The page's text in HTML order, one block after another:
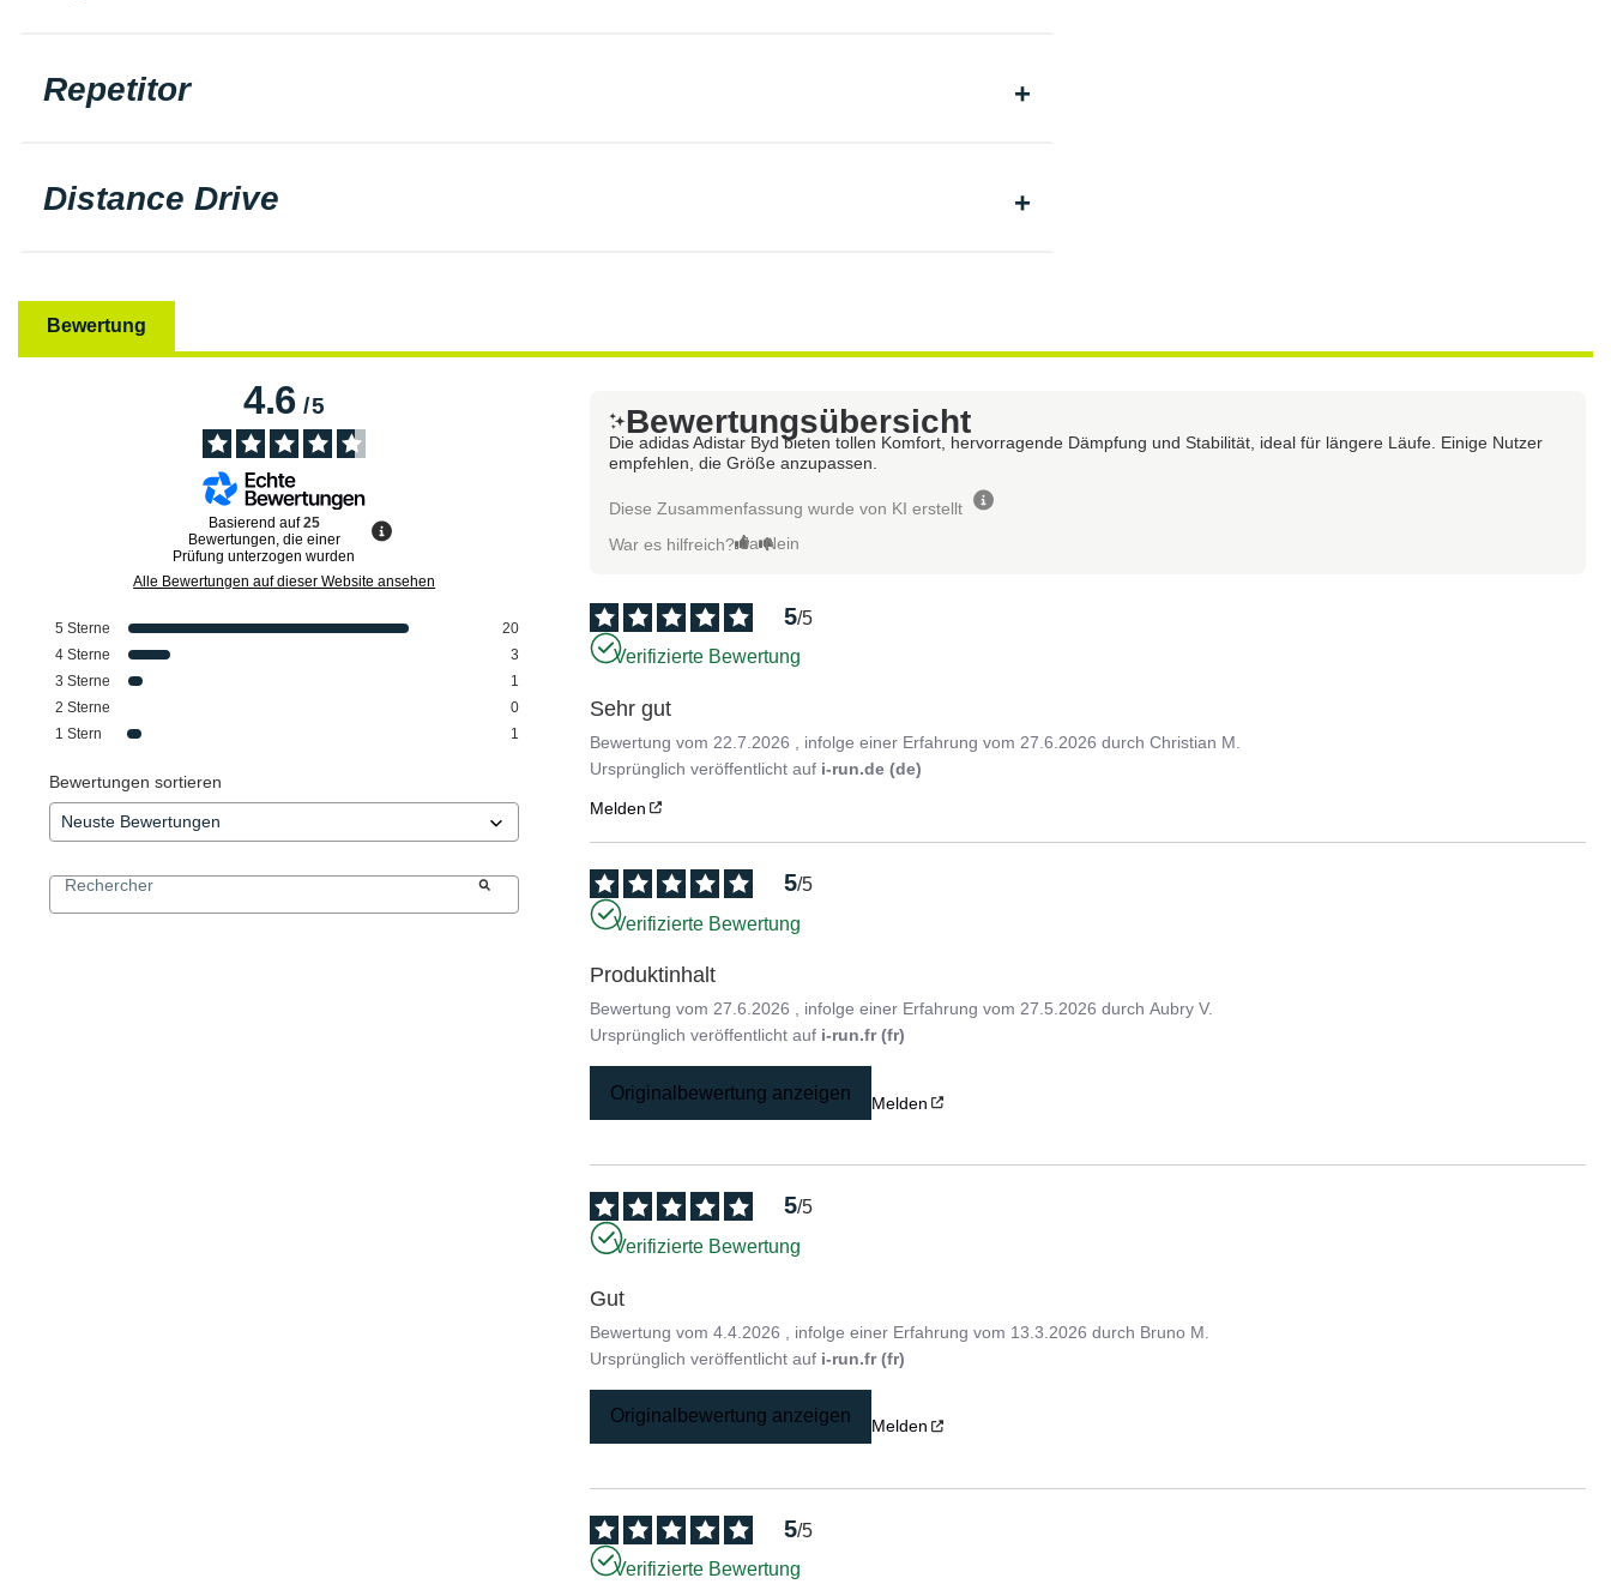
Repetitor
Distance Drive
Bewertung
4.6/5
Basierend auf25
Bewertungen, die einer
Prüfung unterzogen wurden
Alle Bewertungen auf dieser Website ansehen
5 Sterne
20
4 Sterne
3
3 Sterne
1
2 Sterne
0
1 Stern 1
Bewertungen sortieren
Bewertungsübersicht
Die adidas Adistar Byd bieten tollen Komfort, hervorragende Dämpfung und Stabilität, ideal für längere Läufe. Einige Nutzer
empfehlen, die Größe anzupassen.
Diese Zusammenfassung wurde von KI erstellt
War es hilfreich? Ja Nein
5/5
Verifizierte Bewertung
Sehr gut
Bewertung vom 22.7.2026 , infolge einer Erfahrung vom 27.6.2026 durchChristian M.
Ursprünglich veröffentlicht auf i-run.de (de)
Melden
5/5
Verifizierte Bewertung
Produktinhalt
Bewertung vom 27.6.2026 , infolge einer Erfahrung vom 27.5.2026 durchAubry V.
Ursprünglich veröffentlicht auf i-run.fr (fr)
Originalbewertung anzeigen Melden
5/5
Verifizierte Bewertung
Gut
Bewertung vom4.4.2026 , infolge einer Erfahrung vom 13.3.2026 durch Bruno M.
Ursprünglich veröffentlicht auf i-run.fr (fr)
Originalbewertung anzeigen Melden
5/5
Verifizierte Bewertung